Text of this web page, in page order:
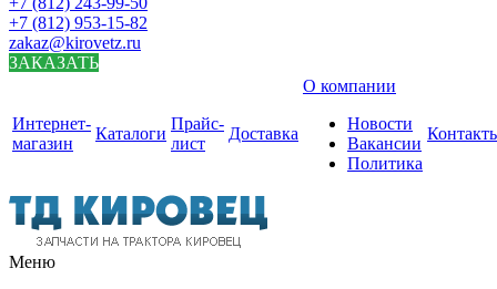
+7 (812) 953-15-82
zakaz@kirovetz.ru
ЗАКАЗАТЬ
Интернет-
магазин
Каталоги
Прайс-
лист
Доставка
О компании
Новости
Вакансии
Политика
Меню